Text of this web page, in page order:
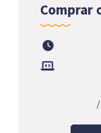
Comprar
Inicio